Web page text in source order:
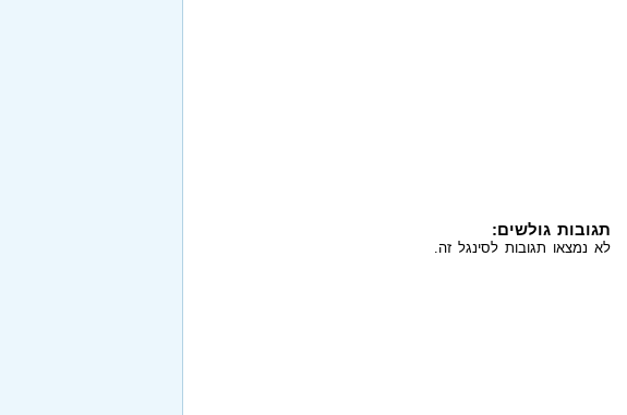
תגובות גולשים:
לא נמצאו תגובות לסינגל זה.